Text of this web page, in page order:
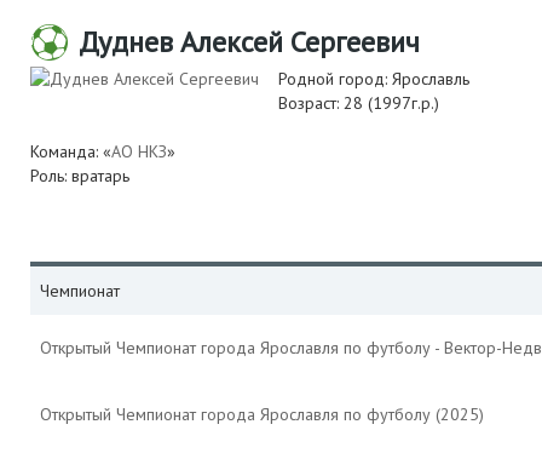
Дуднев Алексей Сергеевич
Родной город: Ярославль
Возраст: 28 (1997г.р.)
Команда: «АО НКЗ»
Роль: вратарь
Чемпионат
Открытый Чемпионат города Ярославля по футболу - Вектор-
Открытый Чемпионат города Ярославля по футболу (2025)